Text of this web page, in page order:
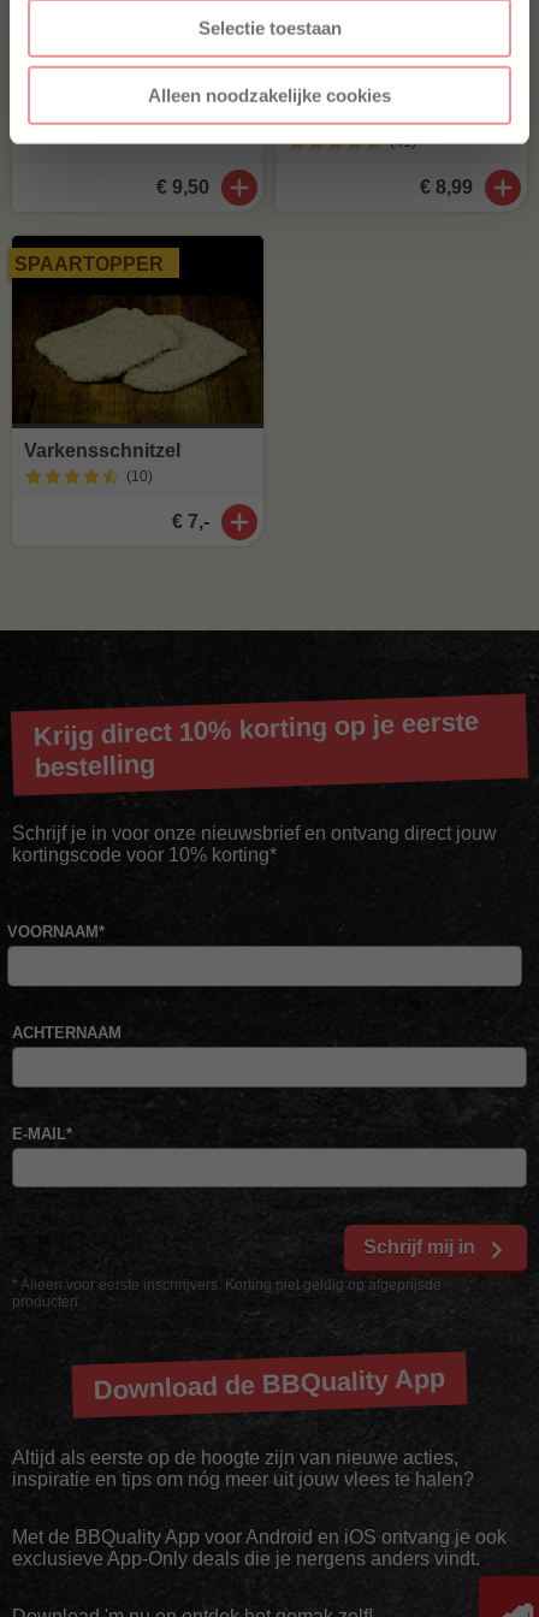
Selectie toestaan
Alleen noodzakelijke cookies
Rundergehakt 500 gram
(1)
€ 9,50
Jalapeño cheddar worst
(41)
€ 8,99
SPAARTOPPER
Varkensschnitzel
(10)
€ 7,-
Krijg direct 10% korting op je eerste
bestelling
Schrijf je in voor onze nieuwsbrief en ontvang direct jouw
kortingscode voor 10% korting*
* Alleen voor eerste inschrijvers. Korting niet geldig op afgeprijsde
producten
VOORNAAM*
ACHTERNAAM
E-MAIL*
Schrijf mij in
Download de BBQuality App
Altijd als eerste op de hoogte zijn van nieuwe acties,
inspiratie en tips om nóg meer uit jouw vlees te halen?
Met de BBQuality App voor Android en iOS ontvang je ook
exclusieve App-Only deals die je nergens anders vindt.